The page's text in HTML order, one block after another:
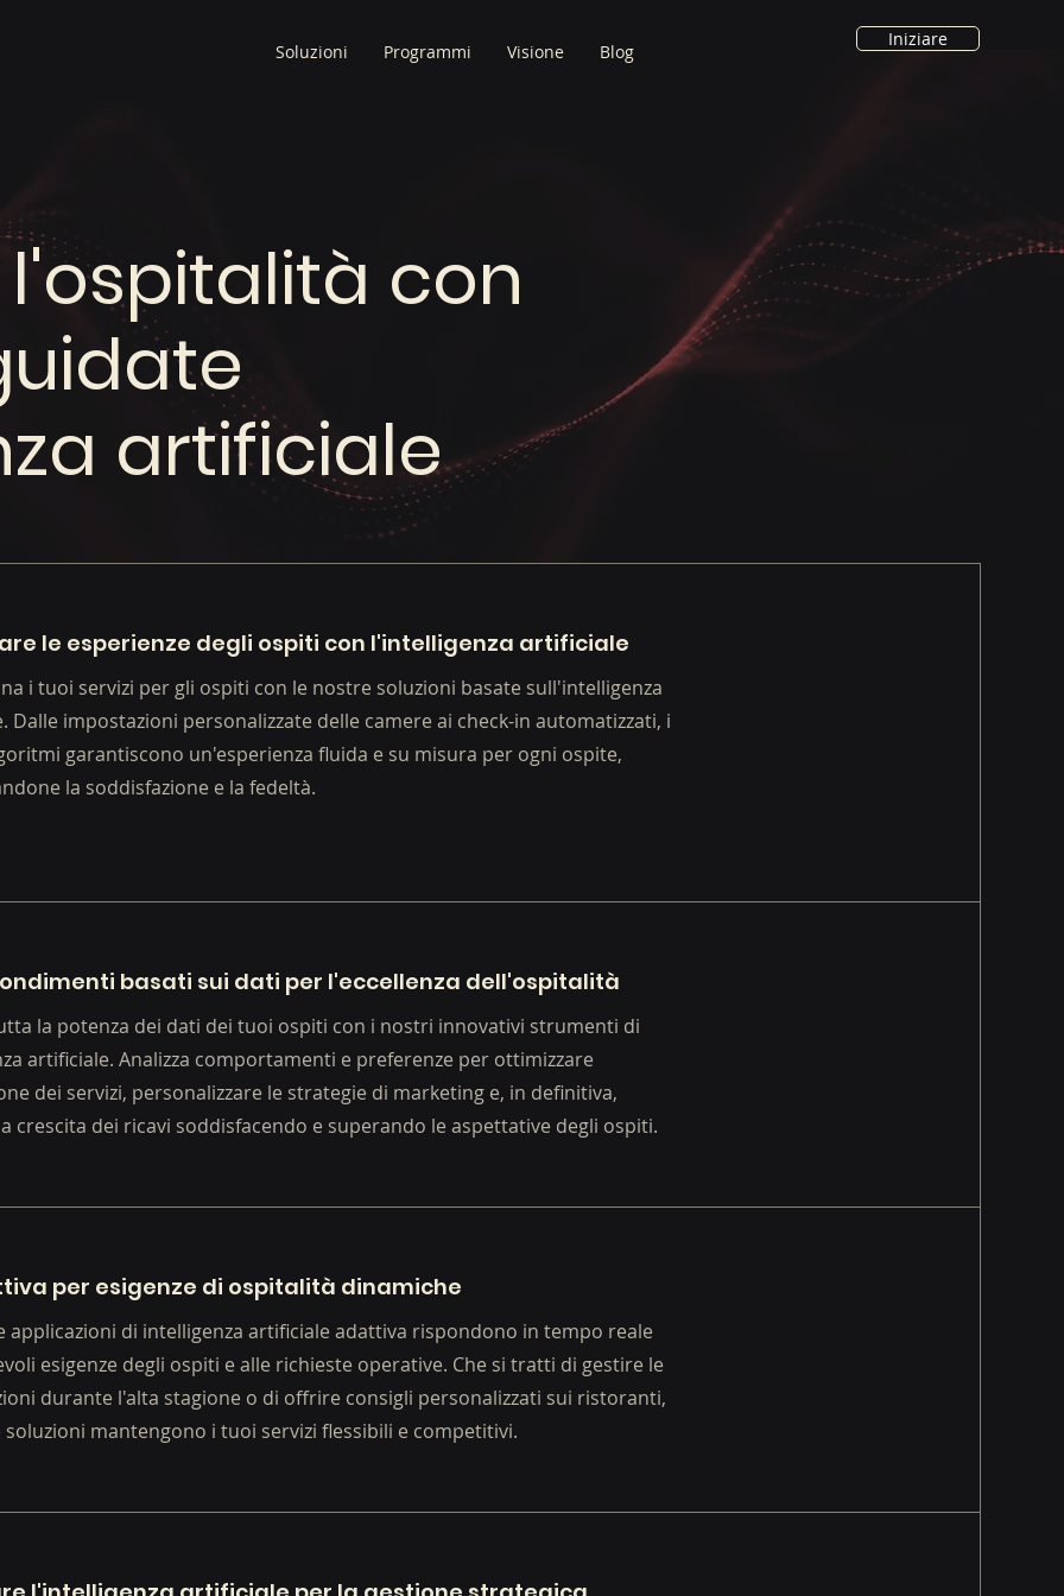
Soluzioni Programmi Visione Blog
Iniziare
con
artificiale
le esperienze degli ospiti con l'intelligenza artificiale
i tuoi servizi per gli ospiti con le nostre soluzioni basate sull'intelligenza
Dalle impostazioni personalizzate delle camere ai check-in automatizzati, i
garantiscono un'esperienza fluida e su misura per ogni ospite,
la soddisfazione e la fedeltà.
basati sui dati per l'eccellenza dell'ospitalità
la potenza dei dati dei tuoi ospiti con i nostri innovativi strumenti di
artificiale. Analizza comportamenti e preferenze per ottimizzare
dei servizi, personalizzare le strategie di marketing e, in definitiva,
crescita dei ricavi soddisfacendo e superando le aspettative degli ospiti.
per esigenze di ospitalità dinamiche
applicazioni di intelligenza artificiale adattiva rispondono in tempo reale
esigenze degli ospiti e alle richieste operative. Che si tratti di gestire le
durante l'alta stagione o di offrire consigli personalizzati sui ristoranti,
mantengono i tuoi servizi flessibili e competitivi.